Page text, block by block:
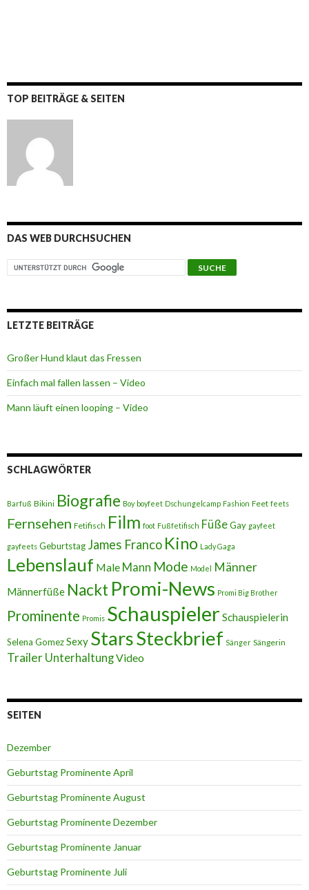
TOP BEITRÄGE & SEITEN
DAS WEB DURCHSUCHEN
LETZTE BEITRÄGE
Großer Hund klaut das Fressen
Einfach mal fallen lassen – Video
Mann läuft einen looping – Video
SCHLAGWÖRTER
Barfuß Bikini Biografie Boy boyfeet Dschungelcamp Fashion Feet feets
Fernsehen Fetifisch Film foot Fußfetifisch FüßeGay gayfeet
gayfeets Geburtstag James Franco Kino Lady Gaga
Lebenslauf Male Mann Mode Model Männer
Männerfüße Nackt Promi-News Promi Big Brother
Prominente Promis Schauspieler Schauspielerin
Selena GomezSexy StarsSteckbrief Sänger Sängerin
Trailer UnterhaltungVideo
SEITEN
Dezember
Geburtstag Prominente April
Geburtstag Prominente August
Geburtstag Prominente Dezember
Geburtstag Prominente Januar
Geburtstag Prominente Juli